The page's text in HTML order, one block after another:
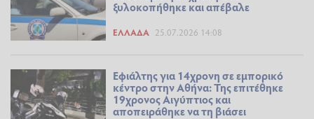
ξυλοκοπήθηκε και απέβαλε
ΕΛΛΆΔΑ 25.07.2026 14:08
Εφιάλτης για 14χρονη σε εμπορικό
κέντρο στην Αθήνα: Της επιτέθηκε
19χρονος Αιγύπτιος και
αποπειράθηκε να τη βιάσει